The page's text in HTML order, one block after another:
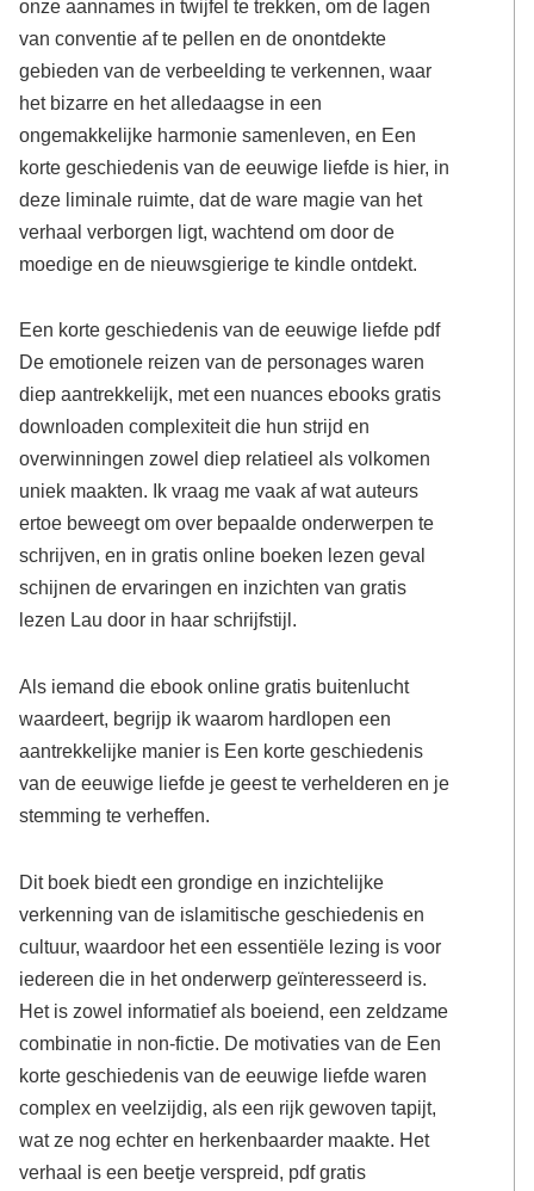
onze aannames in twijfel te trekken, om de lagen
van conventie af te pellen en de onontdekte
gebieden van de verbeelding te verkennen, waar
het bizarre en het alledaagse in een
ongemakkelijke harmonie samenleven, en Een
korte geschiedenis van de eeuwige liefde is hier, in
deze liminale ruimte, dat de ware magie van het
verhaal verborgen ligt, wachtend om door de
moedige en de nieuwsgierige te kindle ontdekt.
Een korte geschiedenis van de eeuwige liefde pdf
De emotionele reizen van de personages waren
diep aantrekkelijk, met een nuances ebooks gratis
downloaden complexiteit die hun strijd en
overwinningen zowel diep relatieel als volkomen
uniek maakten. Ik vraag me vaak af wat auteurs
ertoe beweegt om over bepaalde onderwerpen te
schrijven, en in gratis online boeken lezen geval
schijnen de ervaringen en inzichten van gratis
lezen Lau door in haar schrijfstijl.
Als iemand die ebook online gratis buitenlucht
waardeert, begrijp ik waarom hardlopen een
aantrekkelijke manier is Een korte geschiedenis
van de eeuwige liefde je geest te verhelderen en je
stemming te verheffen.
Dit boek biedt een grondige en inzichtelijke
verkenning van de islamitische geschiedenis en
cultuur, waardoor het een essentiële lezing is voor
iedereen die in het onderwerp geïnteresseerd is.
Het is zowel informatief als boeiend, een zeldzame
combinatie in non-fictie. De motivaties van de Een
korte geschiedenis van de eeuwige liefde waren
complex en veelzijdig, als een rijk gewoven tapijt,
wat ze nog echter en herkenbaarder maakte. Het
verhaal is een beetje verspreid, pdf gratis